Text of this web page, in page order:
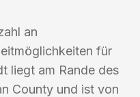
an
für
liegt am Rande des
County und ist von